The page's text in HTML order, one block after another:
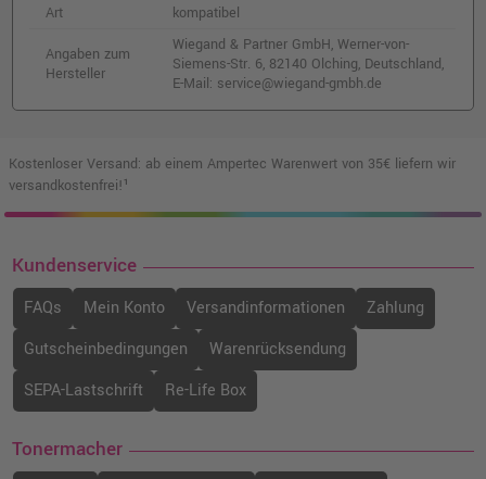
Art
kompatibel
Angaben zum
Hersteller
Wiegand & Partner GmbH, Werner-von-
Siemens-Str. 6, 82140 Olching, Deutschland,
E-Mail: service@wiegand-gmbh.de
Kostenloser Versand: ab einem Ampertec Warenwert von 35€ liefern wir
versandkostenfrei!¹
Kundenservice
FAQs Mein Konto Versandinformationen
Zahlung
Gutscheinbedingungen
Warenrücksendung
SEPA-Lastschrift
Re-Life Box
Tonermacher